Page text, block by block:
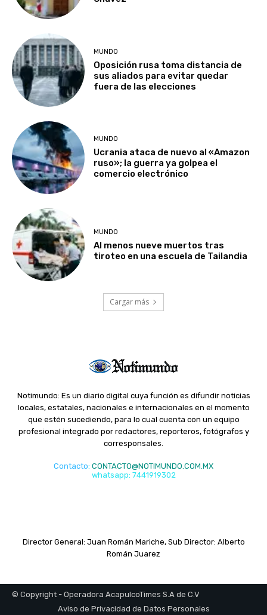
MUNDO
Oposición rusa toma distancia de
sus aliados para evitar quedar
fuera de las elecciones
MUNDO
Ucrania ataca de nuevo al «Amazon
ruso»; la guerra ya golpea el
comercio electrónico
MUNDO
Al menos nueve muertos tras
tiroteo en una escuela de Tailandia
Cargar más
Notimundo: Es un diario digital cuya función es difundir noticias
locales, estatales, nacionales e internacionales en el momento
que estén sucediendo, para lo cual cuenta con un equipo
profesional integrado por redactores, reporteros, fotógrafos y
corresponsales.
Contacto: CONTACTO@NOTIMUNDO.COM.MX
whatsapp: 7441919302
Director General: Juan Román Mariche, Sub Director: Alberto
Román Juarez
© Copyright - Operadora AcapulcoTimes S.A de C.V
Aviso de Privacidad de Datos Personales